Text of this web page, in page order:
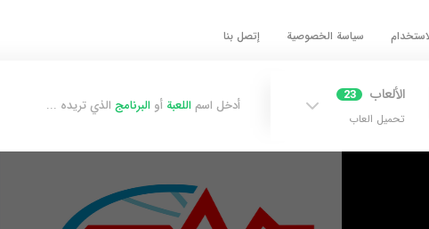
سياسة الخصوصية إتصل بنا
الألعاب 23
تحميل العاب
أدخل اسم اللعبة أو البرنامج الذي تريده ...